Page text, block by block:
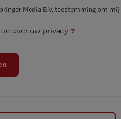
Media B.V. toestemming om
over uw privacy ?